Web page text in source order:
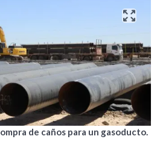
de caños para un gasoducto.